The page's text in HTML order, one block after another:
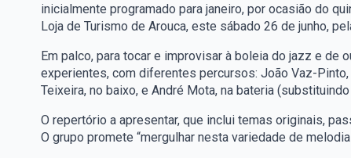
inicialmente programado para janeiro, por ocasião do
Loja de Turismo de Arouca, este sábado 26 de junho,
Em palco, para tocar e improvisar à boleia do jazz e de
experientes, com diferentes percursos: João Vaz-
Teixeira, no baixo, e André Mota, na bateria
O repertório a apresentar, que inclui temas originais,
O grupo promete “mergulhar nesta variedade de